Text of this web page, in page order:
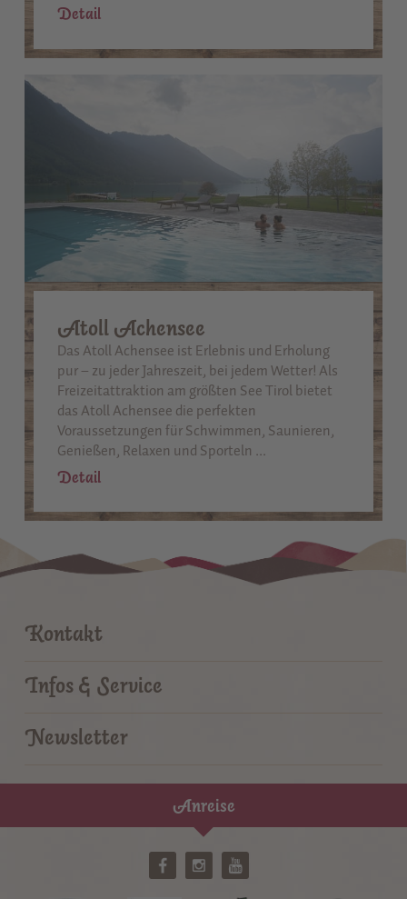
Detail
Atoll Achensee
Das Atoll Achensee ist Erlebnis und Erholung
pur – zu jeder Jahreszeit, bei jedem Wetter! Als
Freizeitattraktion am größten See Tirol bietet
das Atoll Achensee die perfekten
Voraussetzungen für Schwimmen, Saunieren,
Genießen, Relaxen und Sporteln ...
Detail
Kontakt
Infos & Service
Newsletter
Anreise